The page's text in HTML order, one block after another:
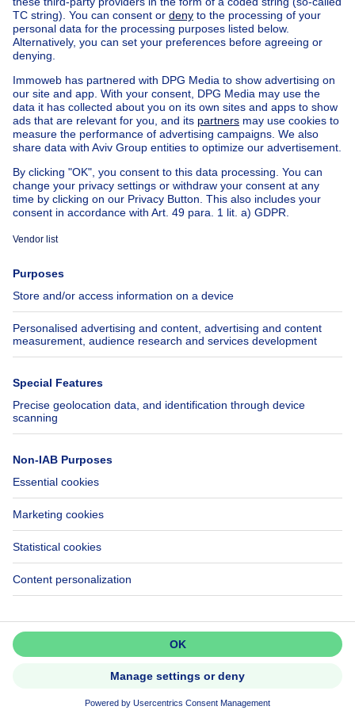
Home Belgium
West Flanders (province)
Veurne (district)
Buy your house in Alveringem
House out of BelgiumHouse for sale France
House for sale Spain
House for sale Italy
House for sale Luxembourg
House for sale Netherlands
Our cheap propertiesCheap houses for sale
Cheap apartments for rent
About
Immoweb
Axel Springer Group
SeLoger.com
Immowelt.de
Tools
Insurances
Help
FAQ
Accessibility
Contact us
Follow Us
Immoweb SA © 2026 - All rights reserved
Terms of use Cookie settings Privacy Ranking rules
3044 -
d2b95f88ad4c2e3527743d6bd81664b3a2df8b8e -